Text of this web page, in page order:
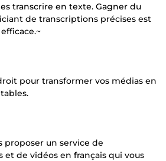
transcrire en texte. Gagner du
de transcriptions précises est
pour transformer vos médias en
proposer un service de
de vidéos en français qui vous